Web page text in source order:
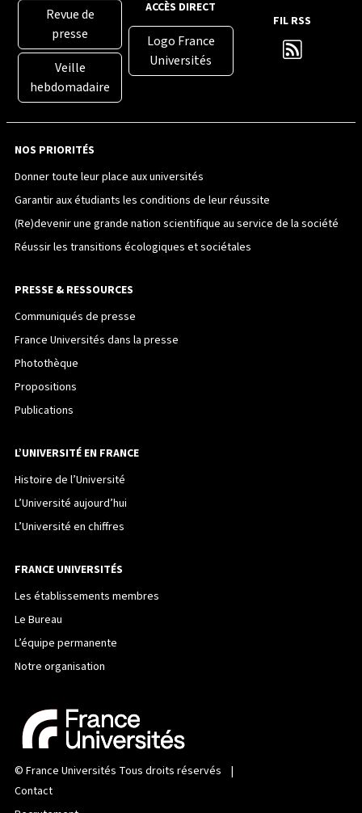
Revue de
presse
Veille
hebdomadaire
ACCÈS DIRECT
Logo France
Universités
FIL RSS
NOS PRIORITÉS
Donner toute leur place aux universités
Garantir aux étudiants les conditions de leur réussite
(Re)devenir une grande nation scientifique au service de la société
Réussir les transitions écologiques et sociétales
PRESSE & RESSOURCES
Communiqués de presse
France Universités dans la presse
Photothèque
Propositions
Publications
L’UNIVERSITÉ EN FRANCE
Histoire de l’Université
L’Université aujourd’hui
L’Université en chiffres
FRANCE UNIVERSITÉS
Les établissements membres
Le Bureau
L’équipe permanente
Notre organisation
© France Universités Tous droits réservés |
Contact